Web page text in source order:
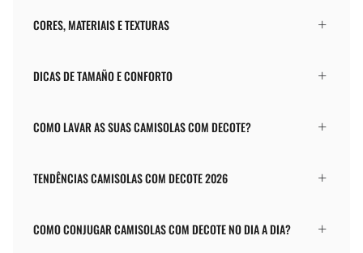
CORES, MATERIAIS E TEXTURAS
DICAS DE TAMAÑO E CONFORTO
COMO LAVAR AS SUAS CAMISOLAS COM DECOTE?
TENDÊNCIAS CAMISOLAS COM DECOTE 2026
COMO CONJUGAR CAMISOLAS COM DECOTE NO DIA A DIA?